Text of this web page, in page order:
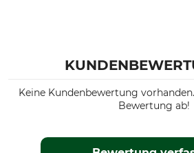
Keine Kundenbewertung
Bewertung ab!